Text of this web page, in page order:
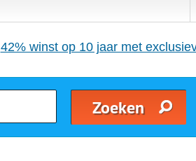
42% winst op 10 jaar met